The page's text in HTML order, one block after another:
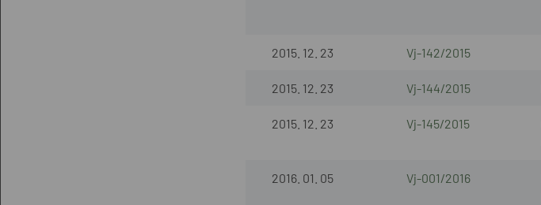
2015. 12. 23 Vj-142/2015
2015. 12. 23 Vj-144/2015
2015. 12. 23 Vj-145/2015
2016. 01. 05 Vj-001/2016